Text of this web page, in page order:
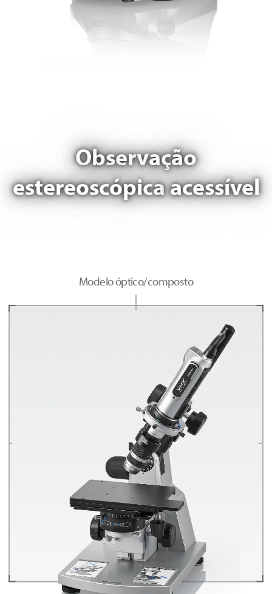
Observação
estereoscópicaacessível
Modelo óptico/composto